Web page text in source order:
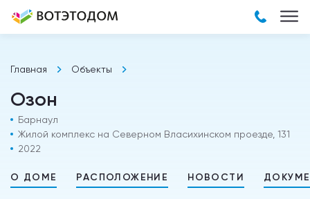
Главная Объекты
Озон
Барнаул
Жилой комплекс на Северном Власихинском проезде, 131
2022
О ДОМЕ РАСПОЛОЖЕНИЕ НОВОСТИ